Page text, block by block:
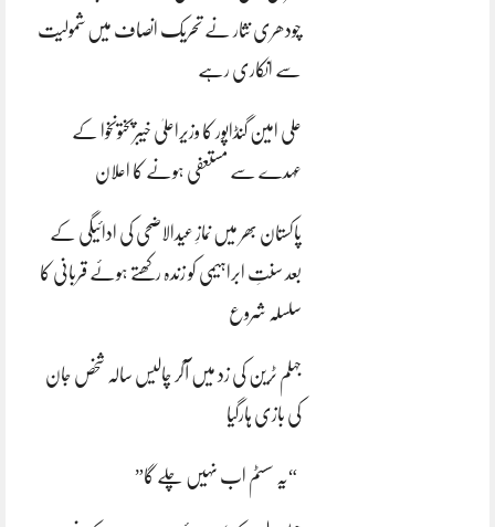
چودھری نثار نے تحریک انصاف میں شمولیت
سے انکاری رہے
علی امین گنڈاپور کا وزیراعلیٰ خیبرپختونخوا کے
عہدے سے مستعفی ہونے کا اعلان
پاکستان بھر میں نمازِ عیدالاضحی کی ادائیگی کے
بعد سنتِ ابراہیمی کو زندہ رکھتے ہوئے قربانی کا
سلسلہ شروع
جہلم ٹرین کی زد میں آکر چالیس سالہ شخص جان
کی بازی ہارگیا
“یہ سسٹم اب نہیں چلے گا”